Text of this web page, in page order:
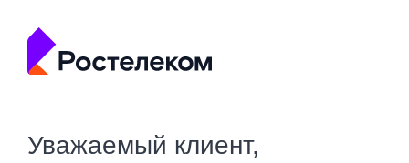
Уважаемый клиент,